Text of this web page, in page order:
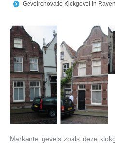
Gevelrenovatie Klokgevel in
Markante gevels zoals deze